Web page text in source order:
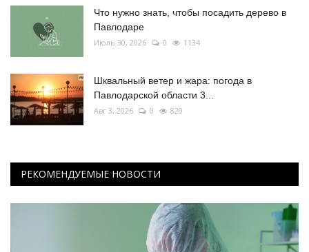
Что нужно знать, чтобы посадить дерево в
Павлодаре
Июль 30, 2026 0 1134
Шквальный ветер и жара: погода в
Павлодарской области 3...
Авг 3, 2026 0 820
РЕКОМЕНДУЕМЫЕ НОВОСТИ